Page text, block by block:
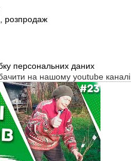
розпродаж
персональних даних
на нашому youtube каналі